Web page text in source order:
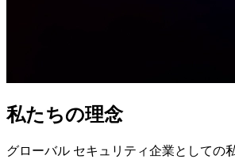
私たちの理念
グローバル セキュリティ企業としての